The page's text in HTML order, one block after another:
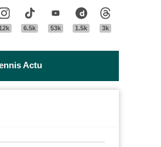
InstagramTik Tok
6.5k
Youtube
53k
Dailymotion
1.5k 3k
Actu